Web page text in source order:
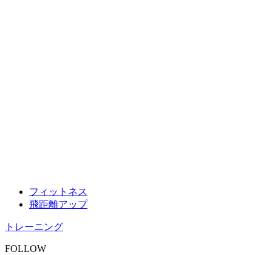
フィットネス
飛距離アップ
トレーニング
FOLLOW